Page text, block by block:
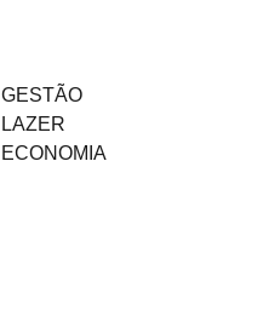
GESTÃO
LAZER
ECONOMIA